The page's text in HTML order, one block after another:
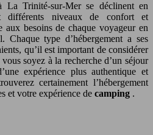
La Trinité-sur-Mer se déclinent en
différents niveaux de confort et
aux besoins de chaque voyageur en
Chaque type d’hébergement a ses
qu’il est important de considérer
soyez à la recherche d’un séjour
expérience plus authentique et
certainement l’hébergement
et votre expérience de camping .